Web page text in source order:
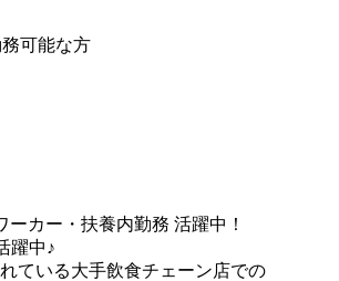
可能な方
ーカー・扶養内勤務 活躍中！
躍中♪
ている大手飲食チェーン店での